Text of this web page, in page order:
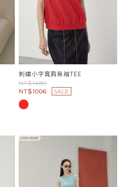
刺繡小字寬肩無袖TEE
NT$1480
NT$1006
SALE